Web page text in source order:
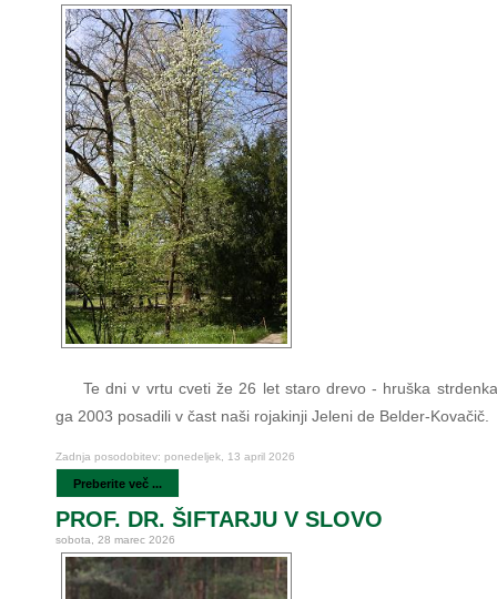
Te dni v vrtu cveti že 26 let staro drevo - hruška
ga 2003 posadili v čast naši rojakinji Jeleni de Belder-Kovačič.
Zadnja posodobitev: ponedeljek, 13 april 2026
Preberite več ...
PROF. DR. ŠIFTARJU V SLOVO
sobota, 28 marec 2026